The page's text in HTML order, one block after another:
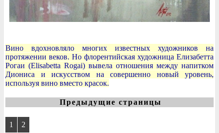
Вино вдохновляло многих известных художников на
протяжении веков. Но флорентийская художница Елизабетта
Рогаи (Elisabetta Rogai) вывела отношения между напитком
Диониса и искусством на совершенно новый уровень,
используя вино вместо красок.
Предыдущие страницы
1 2